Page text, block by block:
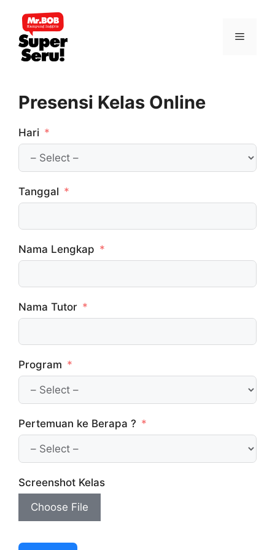
content
Menu
Presensi Kelas Online
Hari
Tanggal
Nama Lengkap
Nama Tutor
Program
Pertemuan ke Berapa ?
Screenshot Kelas
Choose File